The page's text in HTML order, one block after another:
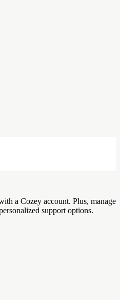
a Cozey account. Plus, manage
support options.